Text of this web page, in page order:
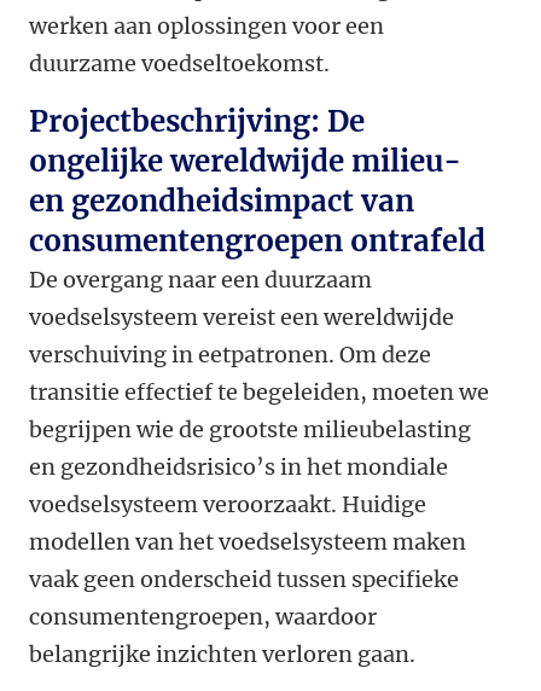
werken aan oplossingen voor een
duurzame voedseltoekomst.
Projectbeschrijving: De
ongelijke wereldwijde milieu-
en gezondheidsimpact van
consumentengroepen ontrafeld
De overgang naar een duurzaam
voedselsysteem vereist een wereldwijde
verschuiving in eetpatronen. Om deze
transitie effectief te begeleiden, moeten we
begrijpen wie de grootste milieubelasting
en gezondheidsrisico’s in het mondiale
voedselsysteem veroorzaakt. Huidige
modellen van het voedselsysteem maken
vaak geen onderscheid tussen specifieke
consumentengroepen, waardoor
belangrijke inzichten verloren gaan.